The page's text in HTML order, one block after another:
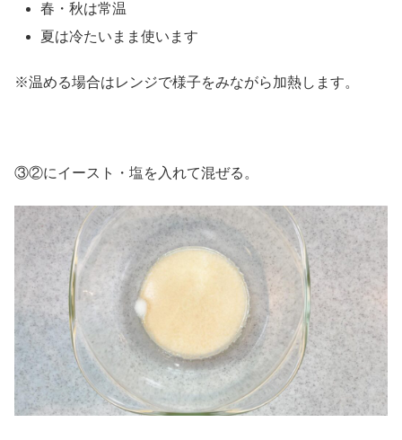
春・秋は常温
夏は冷たいまま使います
※温める場合はレンジで様子をみながら加熱します。
③②にイースト・塩を入れて混ぜる。